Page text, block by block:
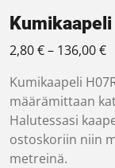
2,80€– 136,00€
Kumikaapeli
määrämittaan
Halutessasi
ostoskoriin niin
metreinä.